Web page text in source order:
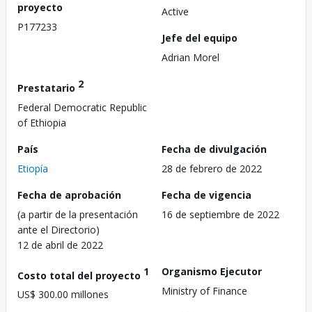
proyecto
P177233
Active
Jefe del equipo
Adrian Morel
Prestatario 2
Federal Democratic Republic
of Ethiopia
País
Etiopía
Fecha de divulgación
28 de febrero de 2022
Fecha de aprobación
(a partir de la presentación
ante el Directorio)
12 de abril de 2022
Fecha de vigencia
16 de septiembre de 2022
Costo total del proyecto 1
US$ 300.00 millones
Organismo Ejecutor
Ministry of Finance